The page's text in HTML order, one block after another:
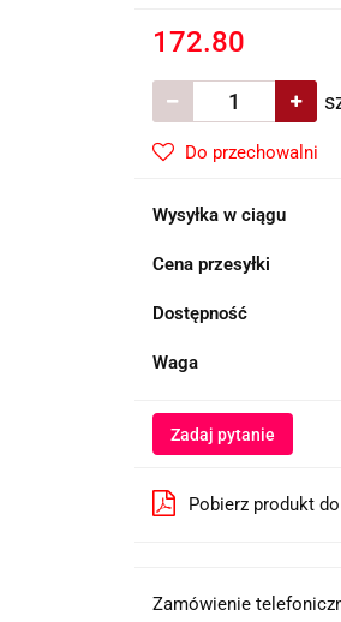
172.80
Do przechowalni
Wysyłka w ciągu
Cena przesyłki
Dostępność
Waga
Zadaj pytanie
Pobierz produkt do
Zamówienie